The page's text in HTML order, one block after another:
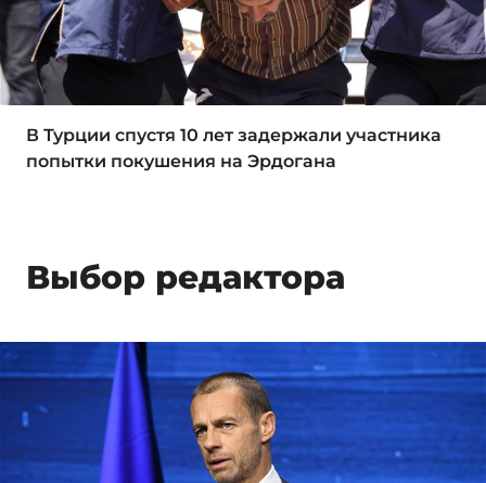
В Турции спустя 10 лет задержали участника
попытки покушения на Эрдогана
Выбор редактора